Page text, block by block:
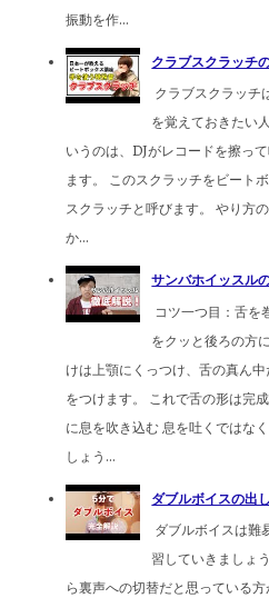
振動を作...
クラブスクラッチ
クラブスクラッチ
を覚えておきたい
いうのは、DJがレコードを擦っ
ます。 このスクラッチをビート
スクラッチと呼びます。 やり方
か...
サンバホイッスル
コツ一つ目：舌を
をクッと後ろの方
けは上顎にくっつけ、舌の真ん
をつけます。 これで舌の形は完
に息を吹き込む 息を吐くではな
しょう...
ダブルボイスの出
ダブルボイスは難
習していきましょ
ら裏声への切替だと思っている